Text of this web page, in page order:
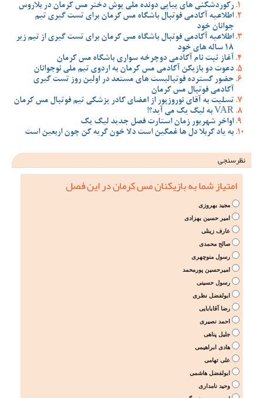
رکوردشکنی های پیاپی دونده ملی پوش دختر مس کرمان در بلاروس
اطلاعیه آکادمی فوتبال باشگاه مس کرمان برای تست گیری تیم
جوانان خود
اطلاعیه آکادمی فوتبال باشگاه مس کرمان برای تست گیری از تیم زیر
18 ساله های خود
آغاز ثبت نام آکادمی دوچرخه سواری باشگاه مس کرمان
دعوت دو بازیکن آکادمی مس کرمان به اردوی تیم ملی نوجوانان
حضور گسترده فوتبالیست های مستعد در اولین روز تست گیری
آکادمی فوتبال مس کرمان
تسلیت به آقای نوروزپور از اعضای کادر پزشکی تیم فوتبال مس کرمان
VAR به لیگ یک می آید؟!
اواخر شهریور زمان استارت فصل جدید لیگ یک
به یاد کربلا دل ها غمگین است دلا خون گریه کن چون اربعین است
نظرسنجی
امتیاز شما به بازیکنان مس کرمان در این فصل
مجید بهروزی
امیر حسین بهزادی
عارف زینلی
صالح محمدی
رسول منوچهری
امیرحسین پورمحمد
رسول حسینی
ابولفضل نظری
رضا آقابابایی
احمد نصیری
جلیل پناهی
هادی ابراهیمی
علی تهامی
ابولفضل هاشمی
وحید نامداری